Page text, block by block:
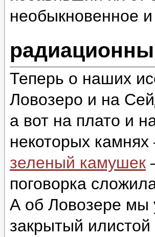
необыкновенное
Теперь о наших
Ловозеро и на
а вот на плато и
некоторых
зеленый камушек
поговорка
А об Ловозере мы
закрытый